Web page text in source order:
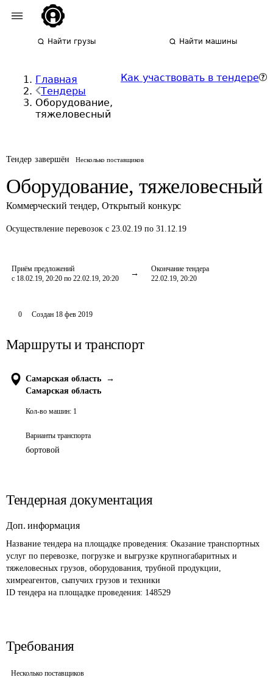
Найти грузы Найти машины
Главная
Тендеры
Оборудование,
тяжеловесный
Как участвовать в тендере
Тендер завершён Несколько поставщиков
Оборудование, тяжеловесный
Коммерческий тендер, Открытый конкурс
Осуществление перевозок с 23.02.19 по 31.12.19
Приём предложений
с 18.02.19, 20:20 по 22.02.19, 20:20
Окончание тендера
22.02.19, 20:20
0 Создан 18 фев 2019
Маршруты и транспорт
Самарская область
→
Самарская область
Кол-во машин: 1
Варианты транспорта
бортовой
Тендерная документация
Доп. информация
Название тендера на площадке проведения: Оказание транспортных
услуг по перевозке, погрузке и выгрузке крупногабаритных и
тяжеловесных грузов, оборудования, трубной продукции,
химреагентов, сыпучих грузов и техники
ID тендера на площадке проведения: 148529
Требования
Несколько поставщиков